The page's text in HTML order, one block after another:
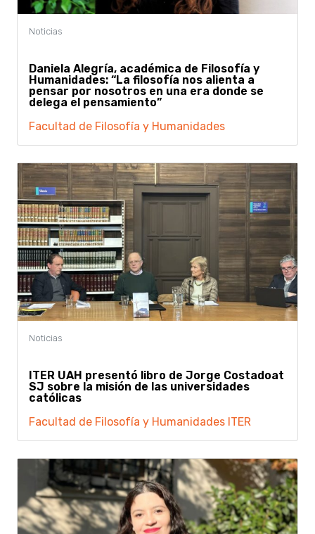
Daniela Alegría, académica de Filosofía y
Humanidades: “La filosofía nos alienta a
pensar por nosotros en una era donde se
delega el pensamiento”
Facultad de Filosofía y Humanidades
ITER UAH presentó libro de Jorge Costadoat
SJ sobre la misión de las universidades
católicas
Facultad de Filosofía y Humanidades ITER